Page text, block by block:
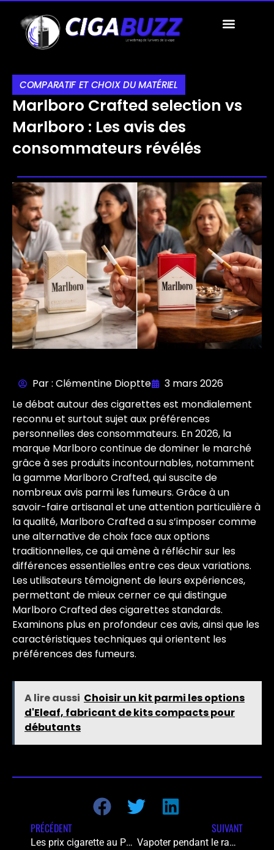
COMPARATIF ET CHOIX DU MATÉRIEL
Marlboro Crafted selection vs
Marlboro : Les avis des
consommateurs révélés
Par : Clémentine Dioptte
3 mars 2026
Le débat autour des cigarettes est mondialement
reconnu et surtout sujet aux préférences
personnelles des consommateurs. En 2026, la
marque Marlboro continue de dominer le marché
grâce à ses produits incontournables, notamment
la gamme Marlboro Crafted, qui suscite de
nombreux avis parmi les fumeurs. Grâce à un
savoir-faire artisanal et une attention particulière à
la qualité, Marlboro Crafted a su s’imposer comme
une alternative de choix face aux options
traditionnelles, ce qui amène à réfléchir sur les
différences essentielles entre ces deux variations.
Les utilisateurs témoignent de leurs expériences,
permettant de mieux cerner ce qui distingue
Marlboro Crafted des cigarettes standards.
Examinons plus en profondeur ces avis, ainsi que les
caractéristiques techniques qui orientent les
préférences des fumeurs.
A lire aussi Choisir un kit parmi les options
d'Eleaf, fabricant de kits compacts pour
débutants
PRÉCÉDENT
Les prix cigarette au Portugal face à la hausse des taxes sur le tabac
SUIVANT
Vapoter pendant le ramadan : témoignages de vapoteurs